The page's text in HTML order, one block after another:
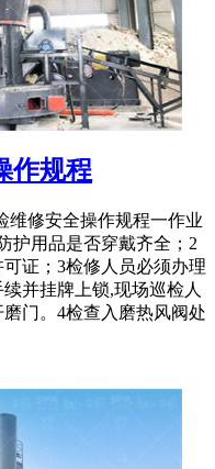
作规程
维修安全操作规程一作业
护用品是否穿戴齐全；2
证；3检修人员必须办理
并挂牌上锁,现场巡检人
门。4检查入磨热风阀处